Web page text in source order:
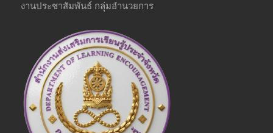
งานประชาสัมพันธ์ กลุ่มอำนวยการ